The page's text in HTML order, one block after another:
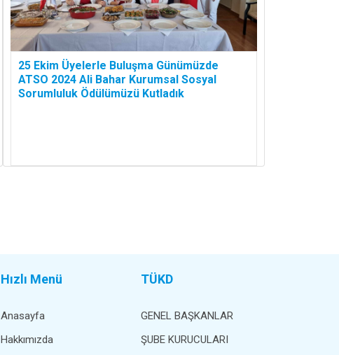
25 Ekim Üyelerle Buluşma Günümüzde
ATSO 2024 Ali Bahar Kurumsal Sosyal
Sorumluluk Ödülümüzü Kutladık
Hızlı Menü
Anasayfa
Hakkımızda
TÜKD
GENEL BAŞKANLAR
ŞUBE KURUCULARI